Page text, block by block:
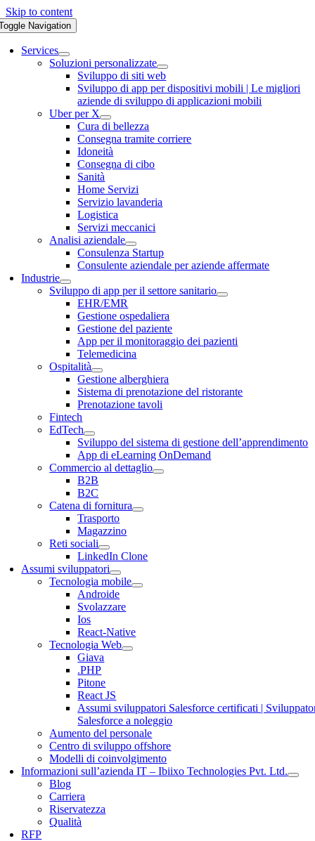
Skip to content
Navigation
Services
Soluzioni personalizzate
Sviluppo di siti web
Sviluppo di app per dispositivi mobili | Le migliori
aziende di sviluppo di applicazioni mobili
Uber per X
Cura di bellezza
Consegna tramite corriere
Idoneità
Consegna di cibo
Sanità
Home Servizi
Servizio lavanderia
Logistica
Servizi meccanici
Analisi aziendale
Consulenza Startup
Consulente aziendale per aziende affermate
Industrie
Sviluppo di app per il settore sanitario
EHR/EMR
Gestione ospedaliera
Gestione del paziente
App per il monitoraggio dei pazienti
Telemedicina
Ospitalità
Gestione alberghiera
Sistema di prenotazione del ristorante
Prenotazione tavoli
Fintech
EdTech
Sviluppo del sistema di gestione dell’apprendimento
App di eLearning OnDemand
Commercio al dettaglio
B2B
B2C
Catena di fornitura
Trasporto
Magazzino
Reti sociali
LinkedIn Clone
Assumi sviluppatori
Tecnologia mobile
Androide
Svolazzare
Ios
React-Native
Tecnologia Web
Giava
.PHP
Pitone
React JS
Assumi sviluppatori Salesforce certificati |
Salesforce a noleggio
Aumento del personale
Centro di sviluppo offshore
Modelli di coinvolgimento
Informazioni sull’azienda IT – Ibiixo Technologies Pvt. Ltd.
Blog
Carriera
Riservatezza
Qualità
RFP